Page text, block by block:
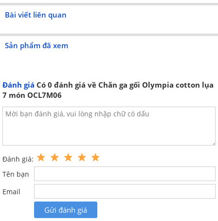
Bài viết liên quan
Sản phẩm đã xem
Đánh giá Có 0 đánh giá về Chăn ga gối Olympia cotton lụa
7 món OCL7M06
Đánh giá:
Tên bạn
Email
Gửi đánh giá